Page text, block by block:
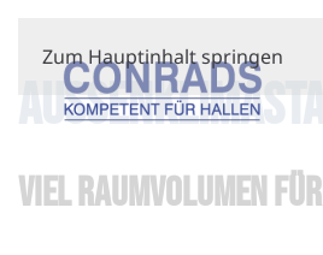
Zum Hauptinhalt springen
VIEL RAUMVOLUMEN